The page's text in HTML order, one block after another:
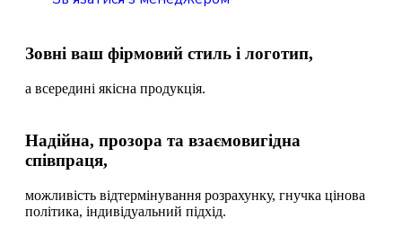
Зовні ваш фірмовий стиль і логотип,
а всередині якісна продукція.
Надійна, прозора та взаємовигідна
співпраця,
можливість відтермінування розрахунку, гнучка цінова
політика, індивідуальний підхід.